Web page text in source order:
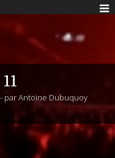
par Antoine Dubuquoy